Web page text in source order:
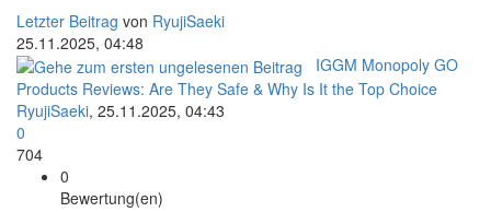
Letzter Beitrag von RyujiSaeki
25.11.2025, 04:48
IGGM Monopoly GO
Products Reviews: Are They Safe & Why Is It the Top Choice
RyujiSaeki, 25.11.2025, 04:43
0
704
0
Bewertung(en)